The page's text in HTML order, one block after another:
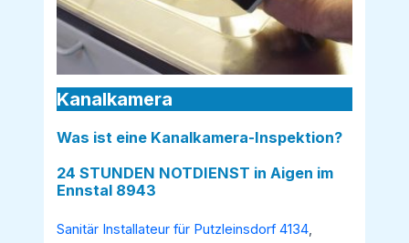
Kanalkamera
Was ist eine Kanalkamera-Inspektion?
24 STUNDEN NOTDIENST in Aigen im
Ennstal 8943
Sanitär Installateur für Putzleinsdorf 4134,